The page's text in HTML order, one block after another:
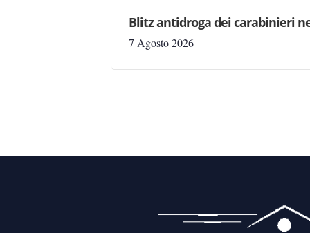
Blitz antidroga dei carabinieri
7 Agosto 2026